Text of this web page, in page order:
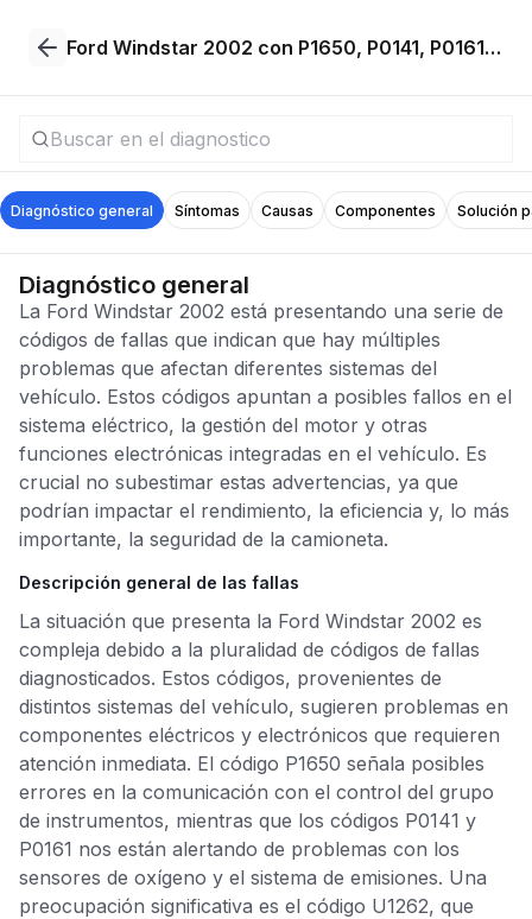
Ford Windstar 2002 con P1650, P0141, P0161, U1262, B1246, B1470, B1676, B2513, B2586, B1308, B2562, C1185
Diagnóstico general Síntomas Causas Componentes Solución
Diagnóstico general
La Ford Windstar 2002 está presentando una serie de
códigos de fallas que indican que hay múltiples
problemas que afectan diferentes sistemas del
vehículo. Estos códigos apuntan a posibles fallos en el
sistema eléctrico, la gestión del motor y otras
funciones electrónicas integradas en el vehículo. Es
crucial no subestimar estas advertencias, ya que
podrían impactar el rendimiento, la eficiencia y, lo más
importante, la seguridad de la camioneta.
Descripción general de las fallas
La situación que presenta la Ford Windstar 2002 es
compleja debido a la pluralidad de códigos de fallas
diagnosticados. Estos códigos, provenientes de
distintos sistemas del vehículo, sugieren problemas en
componentes eléctricos y electrónicos que requieren
atención inmediata. El código P1650 señala posibles
errores en la comunicación con el control del grupo
de instrumentos, mientras que los códigos P0141 y
P0161 nos están alertando de problemas con los
sensores de oxígeno y el sistema de emisiones. Una
preocupación significativa es el código U1262, que